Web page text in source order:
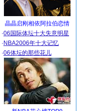
晶晶启刚相依阿拉伯恋情
·06国际体坛十大失意明星
· NBA2006年十大记忆
·06体坛的那些花儿